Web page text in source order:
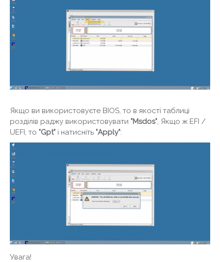
Якщо ви використовуєте BIOS, то в якості таблиці
розділів раджу використовувати "Msdos", Якщо ж EFI /
UEFI, то "Gpt" і натисніть "Apply":
Увага!